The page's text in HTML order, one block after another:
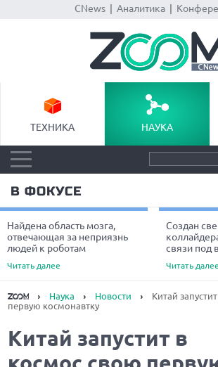
CNews| Аналитика|
ТЕХНИКА НАУКА
В ФОКУСЕ
Найдена область мозга,
отвечающая за неприязнь
людей к роботам
Читать далее
Создан
связи под
Читать далее
Наука Новости
Китай
первую космонавтку
Китай запустит в